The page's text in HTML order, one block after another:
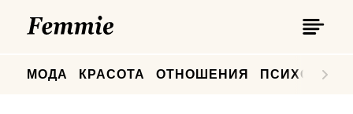
МОДА КРАСОТА ОТНОШЕНИЯ